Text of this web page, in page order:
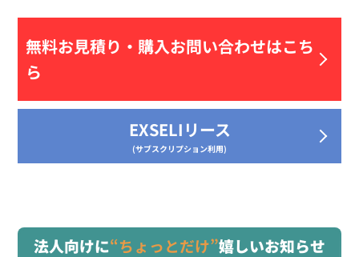
無料お見積り・ 購入お問い合わせはこち
ら
EXSELIリース
(サブスクリプション利用)
法人向けに“ちょっとだけ”嬉しいお知らせ